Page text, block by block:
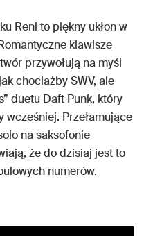
Reni to piękny ukłon w
klawisze
przywołują na myśl
chociażby SWV, ale
duetu Daft Punk, który
wcześniej. Przełamujące
na saksofonie
że do dzisiaj jest to
numerów.